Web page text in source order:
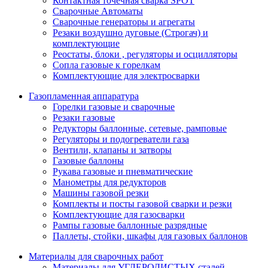
Сварочные Автоматы
Сварочные генераторы и агрегаты
Резаки воздушно дуговые (Строгач) и
комплектующие
Реостаты, блоки , регуляторы и осцилляторы
Сопла газовые к горелкам
Комплектующие для электросварки
Газопламенная аппаратура
Горелки газовые и сварочные
Резаки газовые
Редукторы баллонные, сетевые, рамповые
Регуляторы и подогреватели газа
Вентили, клапаны и затворы
Газовые баллоны
Рукава газовые и пневматические
Манометры для редукторов
Машины газовой резки
Комплекты и посты газовой сварки и резки
Комплектующие для газосварки
Рампы газовые баллонные разрядные
Паллеты, стойки, шкафы для газовых баллонов
Материалы для сварочных работ